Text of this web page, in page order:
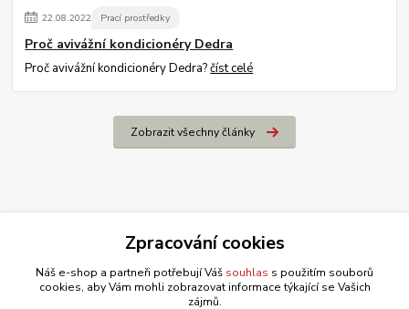
22.08.2022 Prací prostředky
Proč avivážní kondicionéry Dedra
Proč avivážní kondicionéry Dedra?číst celé
Zobrazit všechny články
Zpracování cookies
Náš e-shop a partneři potřebují Váš souhlas s použitím souborů
cookies, aby Vám mohli zobrazovat informace týkající se Vašich
zájmů.